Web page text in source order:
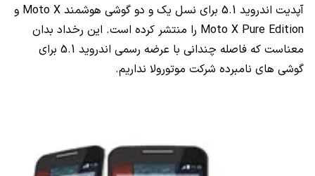
آپدیت اندروید 5.1 برای نسل یک و دو گوشی هوشمند Moto X و
Moto X Pure Edition را منتشر کرده است. این رخداد بدان
معناست که فاصله چندانی با عرضه رسمی اندروید 5.1 برای
گوشی های نامبرده شرکت موتورولا نداریم.